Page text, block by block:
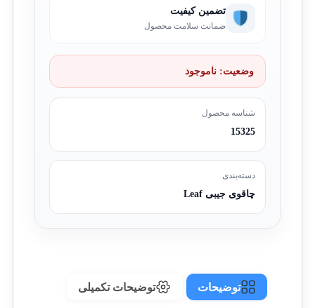
تضمین کیفیت
ضمانت سلامت محصول
وضعیت: ناموجود
شناسه محصول
15325
دسته‌بندی
چاقوی جیبی Leaf
توضیحات توضیحات تکمیلی